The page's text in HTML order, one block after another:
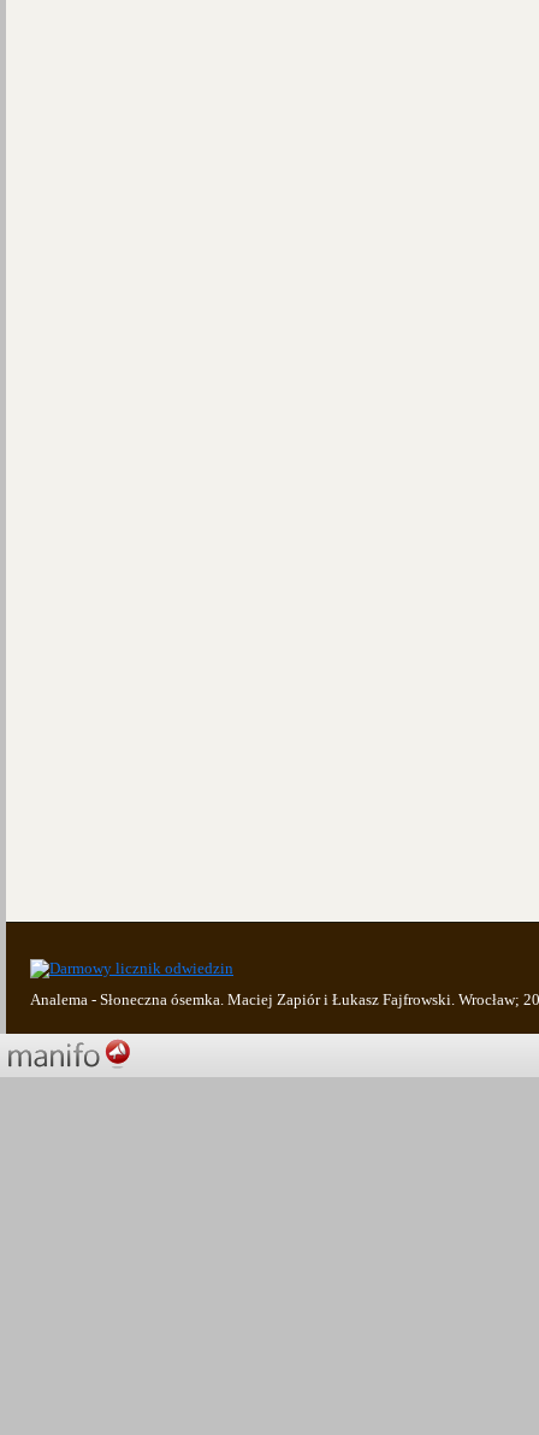
Analema - Słoneczna ósemka. Maciej Zapiór i Łukasz Fajfrowski. Wrocław;